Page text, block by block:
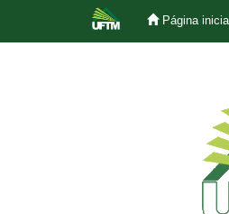
Página inicial